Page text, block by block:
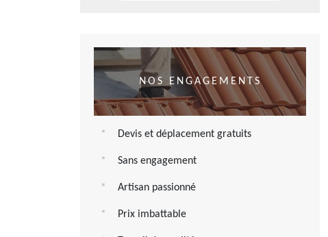
NOS ENGAGEMENTS
Devis et déplacement gratuits
Sans engagement
Artisan passionné
Prix imbattable